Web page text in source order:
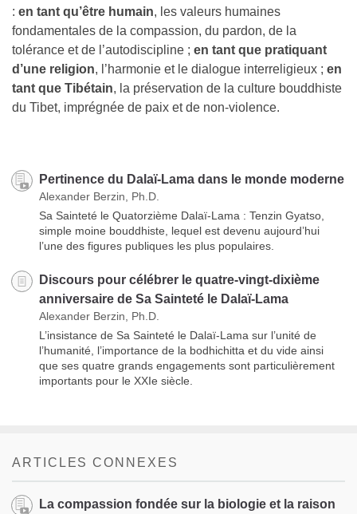
: en tant qu’être humain, les valeurs humaines
fondamentales de la compassion, du pardon, de la
tolérance et de l’autodiscipline ; en tant que pratiquant
d’une religion, l’harmonie et le dialogue interreligieux ; en
tant que Tibétain, la préservation de la culture bouddhiste
du Tibet, imprégnée de paix et de non-violence.
Pertinence du Dalaï-Lama dans le monde moderne
Alexander Berzin, Ph.D.
Sa Sainteté le Quatorzième Dalaï-Lama : Tenzin Gyatso,
simple moine bouddhiste, lequel est devenu aujourd’hui
l’une des figures publiques les plus populaires.
Discours pour célébrer le quatre-vingt-dixième
anniversaire de Sa Sainteté le Dalaï-Lama
Alexander Berzin, Ph.D.
L’insistance de Sa Sainteté le Dalaï-Lama sur l’unité de
l’humanité, l’importance de la bodhichitta et du vide ainsi
que ses quatre grands engagements sont particulièrement
importants pour le XXIe siècle.
ARTICLES CONNEXES
La compassion fondée sur la biologie et la raison